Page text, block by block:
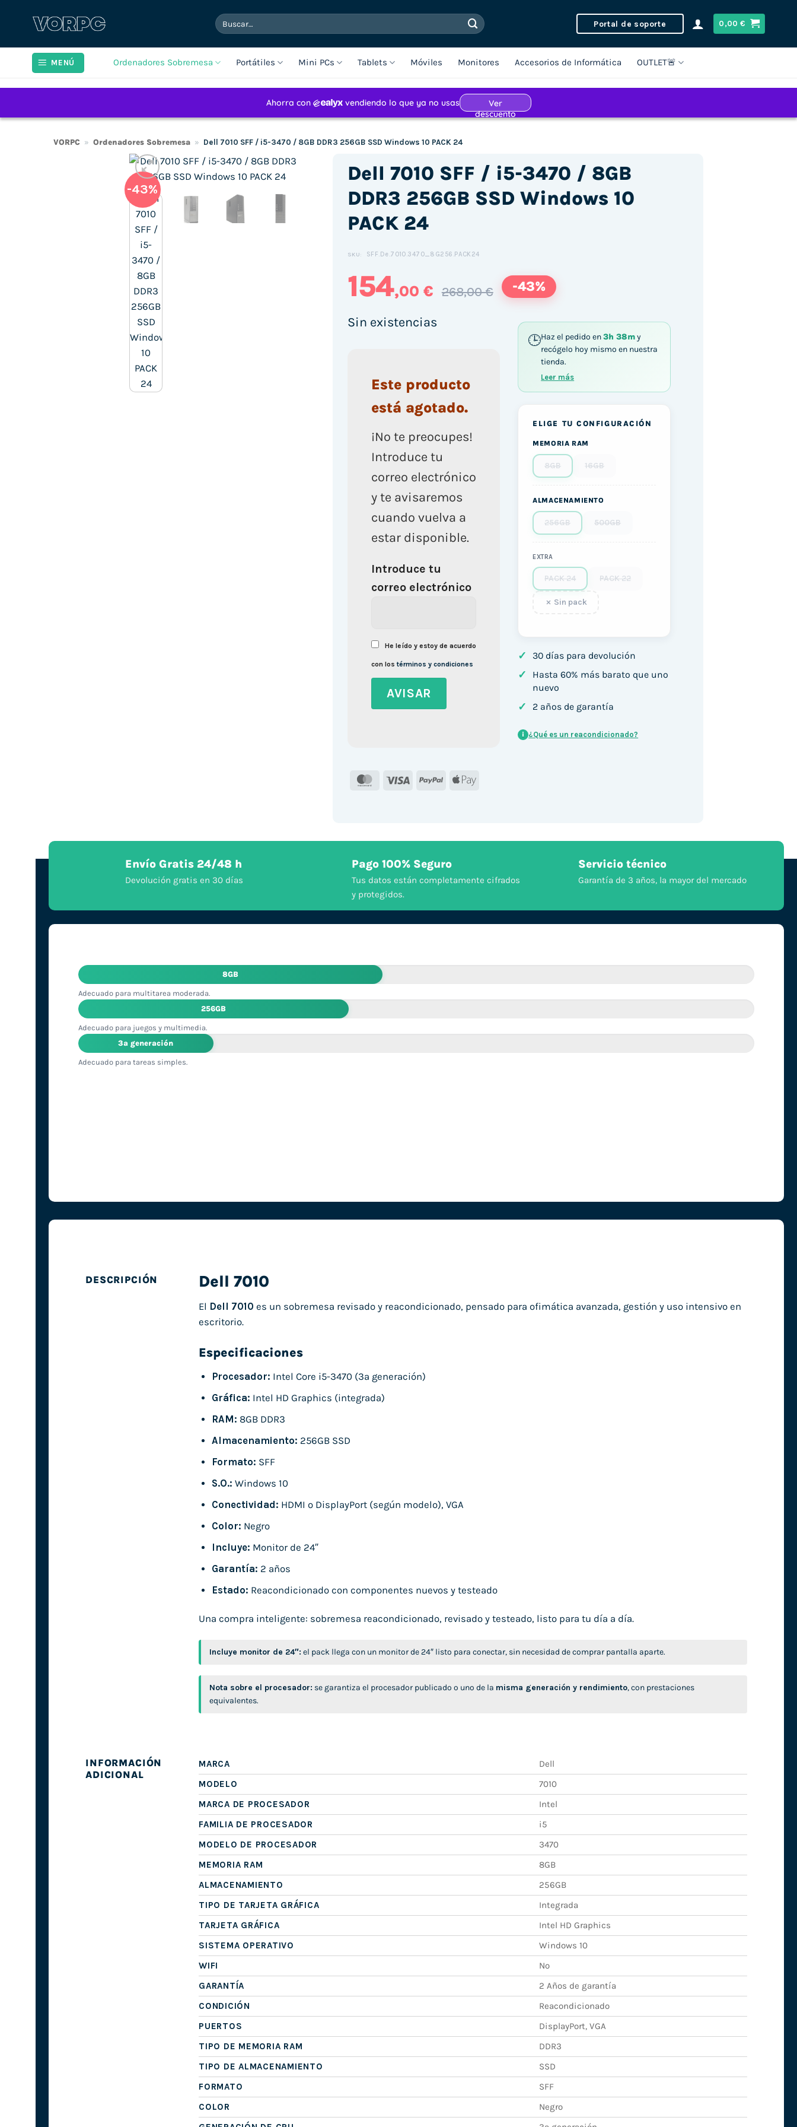
Buscar
por:
Portal de soporte 0,00€
MENÚ Ordenadores Sobremesa Portátiles Mini PCs Tablets Móviles Monitores Accesorios de Informática OUTLET🚨
VORPC » Ordenadores Sobremesa » Dell 7010 SFF / i5-3470 / 8GB DDR3 256GB SSD Windows 10 PACK 24
-43%
Dell 7010 SFF / i5-3470 / 8GB
DDR3 256GB SSD Windows 10
PACK 24
SKU: SFF.De.7010.3470_8G256.PACK24
154,00 € 268,00 € -43%
Sin existencias
Este producto
está agotado.
¡No te preocupes!
Introduce tu
correo electrónico
y te avisaremos
cuando vuelva a
estar disponible.
Introduce tu
correo electrónico
He leído y estoy de acuerdo
con lostérminos y condiciones
MasterCard
Visa PayPal Apple
Haz el pedido en3h 38my
recógelo hoy mismo en nuestra
tienda.
Leer más
ELIGE TU CONFIGURACIÓN
MEMORIA RAM
8GB 16GB
ALMACENAMIENTO
256GB 500GB
EXTRA
PACK 24 PACK 22
Sin pack
✓ 30 días para devolución
✓
Hasta 60% más barato que uno
nuevo
✓ 2 años de garantía
i ¿Qué es un reacondicionado?
Envío Gratis 24/48 h
Devolución gratis en 30 días
Pago 100% Seguro
Tus datos están completamente cifrados
y protegidos.
Servicio técnico
Garantía de 3 años, la mayor del mercado
8GB
Adecuado para multitarea moderada.
256GB
Adecuado para juegos y multimedia.
3ª generación
Adecuado para tareas simples.
DESCRIPCIÓN Dell 7010
El Dell 7010 es un sobremesa revisado y reacondicionado, pensado para ofimática avanzada, gestión y uso intensivo en
escritorio.
Especificaciones
Procesador: Intel Core i5-3470 (3ª generación)
Gráfica: Intel HD Graphics (integrada)
RAM: 8GB DDR3
Almacenamiento: 256GB SSD
Formato: SFF
S.O.: Windows 10
Conectividad: HDMI o DisplayPort (según modelo), VGA
Color: Negro
Incluye: Monitor de 24″
Garantía: 2 años
Estado: Reacondicionado con componentes nuevos y testeado
Una compra inteligente: sobremesa reacondicionado, revisado y testeado, listo para tu día a día.
Incluye monitor de 24″: el pack llega con un monitor de 24″ listo para conectar, sin necesidad de comprar pantalla aparte.
Nota sobre el procesador: se garantiza el procesador publicado o uno de la misma generación y rendimiento, con prestaciones
equivalentes.
INFORMACIÓN
ADICIONAL
MARCA
Dell
MODELO
7010
MARCA DE PROCESADOR
Intel
FAMILIA DE PROCESADOR
i5
MODELO DE PROCESADOR
3470
MEMORIA RAM
8GB
ALMACENAMIENTO
256GB
TIPO DE TARJETA GRÁFICA
Integrada
TARJETA GRÁFICA
Intel HD Graphics
SISTEMA OPERATIVO
Windows 10
WIFI
No
GARANTÍA
2 Años de garantía
CONDICIÓN
Reacondicionado
PUERTOS
DisplayPort, VGA
TIPO DE MEMORIA RAM
DDR3
TIPO DE ALMACENAMIENTO
SSD
FORMATO
SFF
COLOR
Negro